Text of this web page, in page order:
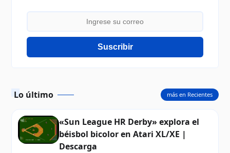
Suscribir
Lo último
«Sun League HR Derby» explora el
béisbol bicolor en Atari XL/XE |
Descarga
más en Recientes